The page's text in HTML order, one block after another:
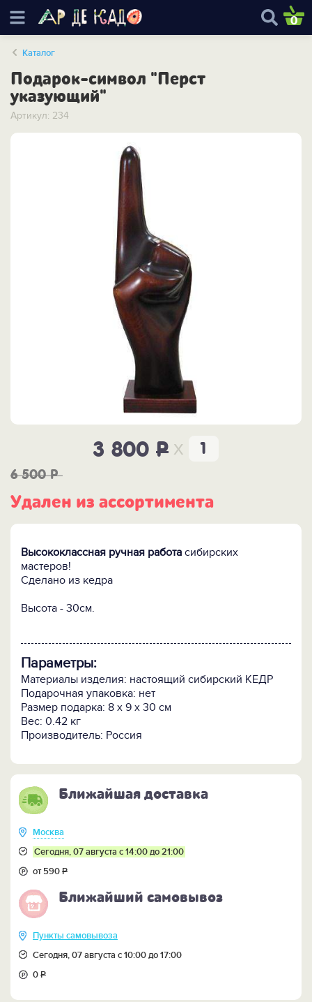
0
Каталог
Подарок-символ "Перст
указующий"
Артикул: 234
3 800 P x
6 500P
Удален из ассортимента
Высококлассная ручная работа сибирских
мастеров!
Сделано из кедра
Высота - 30см.
Параметры:
Материалы изделия: настоящий сибирский КЕДР
Подарочная упаковка: нет
Размер подарка: 8 x 9 x 30 см
Вес: 0.42 кг
Производитель: Россия
Ближайшая доставка
Москва
Сегодня, 07 августа с 14:00 до 21:00
от 590Р
Ближайший самовывоз
Пункты самовывоза
Сегодня, 07 августа с 10:00 до 17:00
0Р